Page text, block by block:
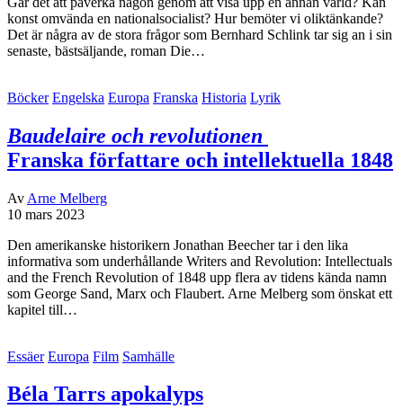
konst omvända en nationalsocialist? Hur bemöter vi oliktänkande?
Det är några av de stora frågor som Bernhard Schlink tar sig an i sin
senaste, bästsäljande, roman Die…
Böcker Engelska Europa Franska Historia Lyrik
Baudelaire och revolutionen
Franska författare och intellektuella 1848
Av Arne Melberg
10 mars 2023
Den amerikanske historikern Jonathan Beecher tar i den lika
informativa som underhållande Writers and Revolution: Intellectuals
and the French Revolution of 1848 upp flera av tidens kända namn
som George Sand, Marx och Flaubert. Arne Melberg som önskat ett
kapitel till…
Essäer Europa Film Samhälle
Béla Tarrs apokalyps